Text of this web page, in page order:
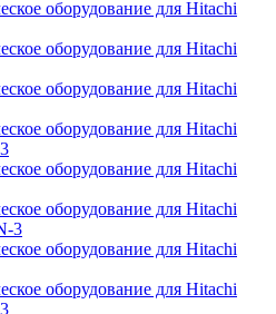
оборудование для Hitachi
оборудование для Hitachi
оборудование для Hitachi
оборудование для Hitachi
оборудование для Hitachi
оборудование для Hitachi
3
оборудование для Hitachi
оборудование для Hitachi